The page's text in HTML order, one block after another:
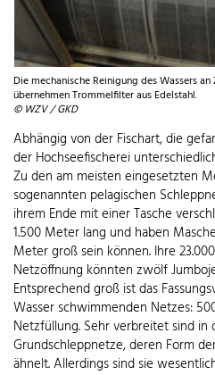
Die mechanische Reinigung des Wassers
übernehmen Trommelfilter aus Edelstahl.
© WZV / GKD
Abhängig von der Fischart, die
der Hochseefischerei
Zu den am meisten eingesetzten
sogenannten pelagischen
ihrem Ende mit einer Tasche
1.500 Meter lang und haben
Meter groß sein können. Ihre
Netzöffnung könnten zwölf
Entsprechend groß ist das
Wasser schwimmenden Netzes:
Netzfüllung. Sehr verbreitet sind in
Grundschleppnetze, deren Form
ähnelt. Allerdings sind sie